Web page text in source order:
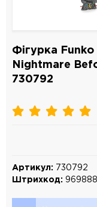
Фігурка
Nightmare
730792
Артикул: 730792
Штрихкод: